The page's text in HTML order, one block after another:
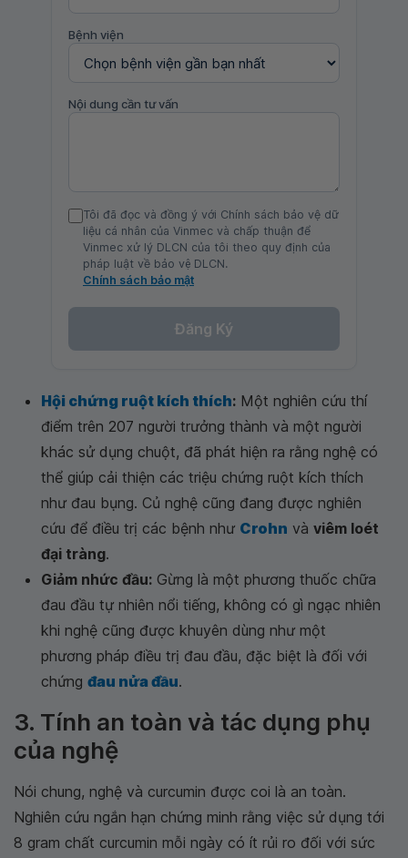
Bệnh viện
Nội dung cần tư vấn
Tôi đã đọc và đồng ý với Chính sách bảo vệ dữ
liệu cá nhân của Vinmec và chấp thuận để
Vinmec xử lý DLCN của tôi theo quy định của
pháp luật về bảo vệ DLCN.
Chính sách bảo mật
Đăng Ký
Hội chứng ruột kích thích: Một nghiên cứu thí
điểm trên 207 người trưởng thành và một người
khác sử dụng chuột, đã phát hiện ra rằng nghệ có
thể giúp cải thiện các triệu chứng ruột kích thích
như đau bụng. Củ nghệ cũng đang được nghiên
cứu để điều trị các bệnh như Crohn và viêm loét
đại tràng.
Giảm nhức đầu: Gừng là một phương thuốc chữa
đau đầu tự nhiên nổi tiếng, không có gì ngạc nhiên
khi nghệ cũng được khuyên dùng như một
phương pháp điều trị đau đầu, đặc biệt là đối với
chứng đau nửa đầu.
3. Tính an toàn và tác dụng phụ
của nghệ
Nói chung, nghệ và curcumin được coi là an toàn.
Nghiên cứu ngắn hạn chứng minh rằng việc sử dụng tới
8 gram chất curcumin mỗi ngày có ít rủi ro đối với sức